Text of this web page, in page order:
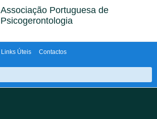
Associação Portuguesa de
Psicogerontologia
Links Úteis Contactos